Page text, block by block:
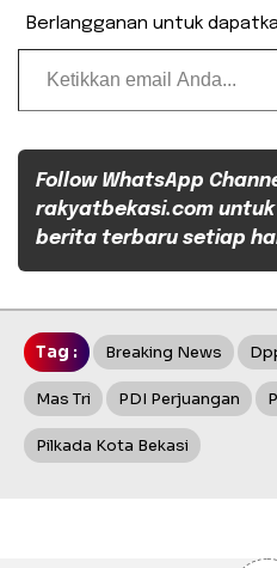
Berlangganan untuk
Ketikkan email Anda...
Follow WhatsApp
rakyatbekasi.com
berita terbaru setiap
Tag : Breaking News
Mas Tri PDI Perjuangan
Pilkada Kota Bekasi